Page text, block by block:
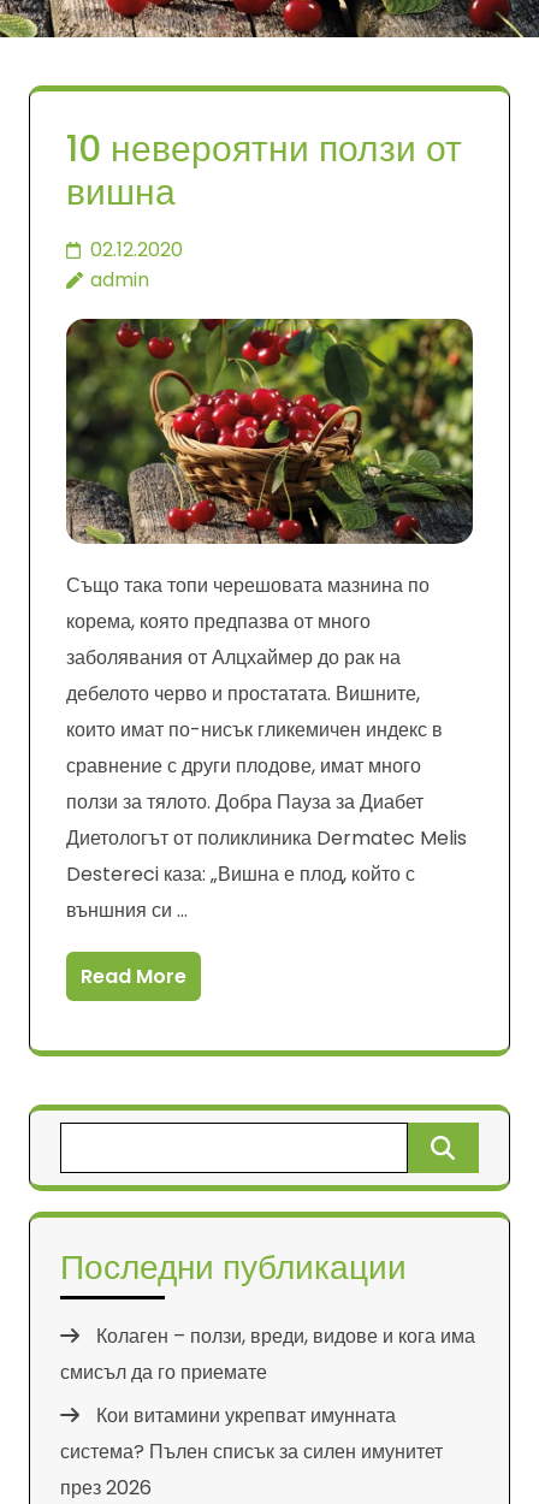
10 невероятни ползи от
вишна
02.12.2020
admin
Също така топи черешовата мазнина по
корема, която предпазва от много
заболявания от Алцхаймер до рак на
дебелото черво и простатата. Вишните,
които имат по-нисък гликемичен индекс в
сравнение с други плодове, имат много
ползи за тялото. Добра Пауза за Диабет
Диетологът от поликлиника Dermatec Melis
Destereci каза: „Вишна е плод, който с
външния си …
Read More
за:
Последни публикации
Колаген – ползи, вреди, видове и кога има
смисъл да го приемате
Кои витамини укрепват имунната
система? Пълен списък за силен имунитет
през 2026